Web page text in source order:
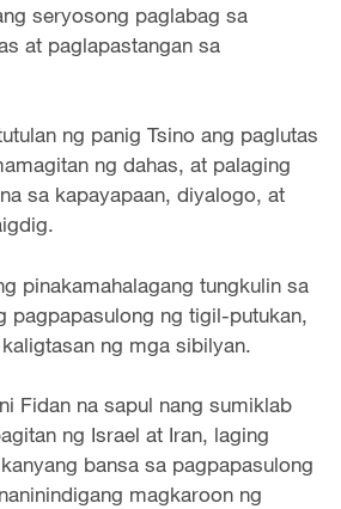
seryosong paglabag sa
at paglapastangan sa
ng panig Tsino ang paglutas
ng dahas, at palaging
sa kapayapaan, diyalogo, at
pinakamahalagang tungkulin sa
pagpapasulong ng tigil-putukan,
ng mga sibilyan.
Fidan na sapul nang sumiklab
ng Israel at Iran, laging
bansa sa pagpapasulong
magkaroon ng